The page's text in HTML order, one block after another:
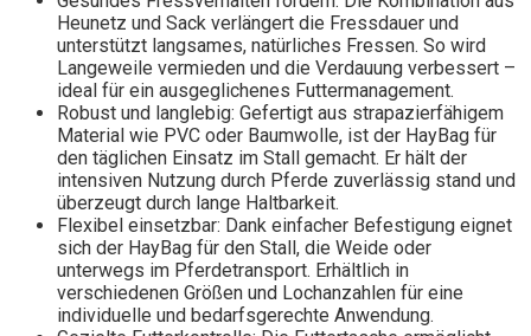
Heunetz und Sack verlängert die Fressdauer und
unterstützt langsames, natürliches Fressen. So wird
Langeweile vermieden und die Verdauung verbessert –
ideal für ein ausgeglichenes Futtermanagement.
Robust und langlebig: Gefertigt aus strapazierfähigem
Material wie PVC oder Baumwolle, ist der HayBag für
den täglichen Einsatz im Stall gemacht. Er hält der
intensiven Nutzung durch Pferde zuverlässig stand und
überzeugt durch lange Haltbarkeit.
Flexibel einsetzbar: Dank einfacher Befestigung eignet
sich der HayBag für den Stall, die Weide oder
unterwegs im Pferdetransport. Erhältlich in
verschiedenen Größen und Lochanzahlen für eine
individuelle und bedarfsgerechte Anwendung.